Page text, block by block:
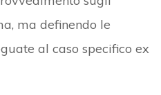
ma definendo le
al caso specifico ex